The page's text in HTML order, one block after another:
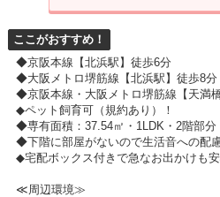
ここがおすすめ！
◆京阪本線【北浜駅】徒歩6分
◆大阪メトロ堺筋線【北浜駅】徒歩8分
◆京阪本線・大阪メトロ堺筋線【天満
◆ペット飼育可（規約あり）！
◆専有面積：37.54㎡・1LDK・2階部分
◆下階に部屋がないので生活音への配
◆宅配ボックス付きで急なお出かけも安
≪周辺環境≫